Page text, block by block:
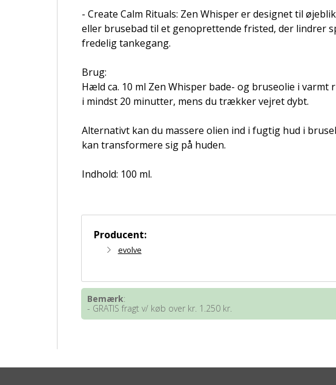
- Create Calm Rituals: Zen Whisper er designet til
eller brusebad til et genoprettende fristed, der lindrer
fredelig tankegang.
Brug:
Hæld ca. 10 ml Zen Whisper bade- og bruseolie i
i mindst 20 minutter, mens du trækker vejret dybt.
Alternativt kan du massere olien ind i fugtig hud i
kan transformere sig på huden.
Indhold: 100 ml.
Producent:
evolve
Bemærk:
- GRATIS fragt v/ køb over kr. 1.250 kr.